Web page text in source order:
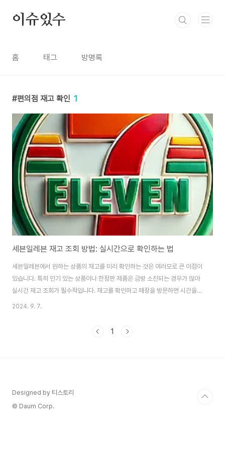
이슈있수
홈 태그 방명록
편의점 재고 확인 1
세븐일레븐 재고 조회 방법: 실시간으로 확인하는 법
세븐일레븐에서 원하는 상품의 재고를 미리 확인하는 것은 여러모로 큰 이점이
있습니다. 특히 인기 있는 상품이나 한정판 제품은 금방 소진되는 경우가 많아
실시간 재고 조회가 필수적입니다. 재고를 확인하고 매장을 방문하면 시간을
절약할 수 있을 뿐만 아니라, 원하는 물건을 놓칠 위험도 줄일 수 있습니다. 이
의 장점과 단점에 대해서도 자세히 설명하겠습니다. 실시간 재고 조회를 통해
2024. 9. 7.
1
Designed by 티스토리
© Daum Corp.